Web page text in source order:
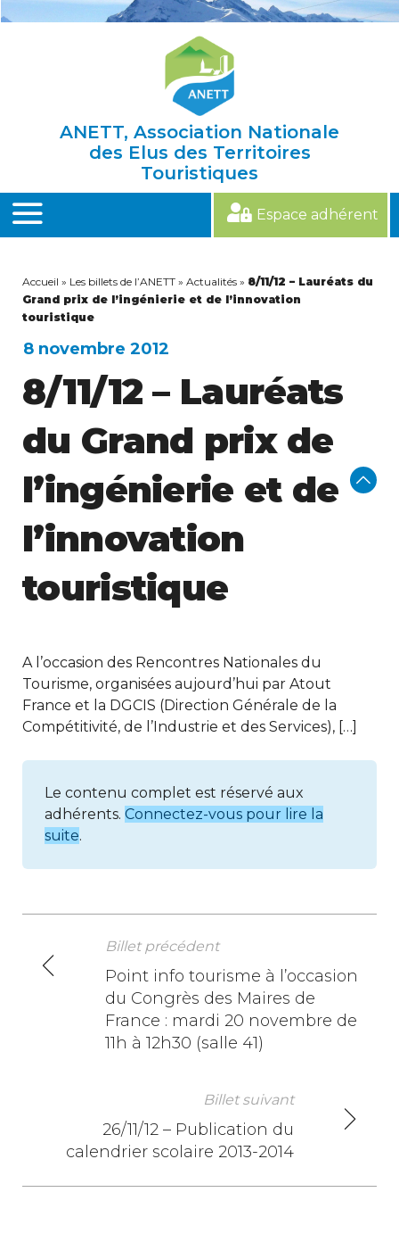
ANETT, Association Nationale
des Elus des Territoires
Touristiques
MENU
Espace adhérent
Accueil » Les billets de l’ANETT » Actualités » 8/11/12 – Lauréats du
Grand prix de l’ingénierie et de l’innovation
touristique
8 novembre 2012
8/11/12 – Lauréats
du Grand prix de
l’ingénierie et de
l’innovation
touristique
A l’occasion des Rencontres Nationales du
Tourisme, organisées aujourd’hui par Atout
France et la DGCIS (Direction Générale de la
Compétitivité, de l’Industrie et des Services), […]
Le contenu complet est réservé aux
adhérents. Connectez-vous pour lire la
suite.
N
t
Billet précédent
Point info tourisme à l’occasion
du Congrès des Maires de
France : mardi 20 novembre de
11h à 12h30 (salle 41)
Billet suivant
26/11/12 – Publication du
calendrier scolaire 2013-2014